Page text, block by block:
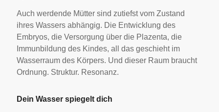
Auch werdende Mütter sind zutiefst vom Zustand
ihres Wassers abhängig. Die Entwicklung des
Embryos, die Versorgung über die Plazenta, die
Immunbildung des Kindes, all das geschieht im
Wasserraum des Körpers. Und dieser Raum braucht
Ordnung. Struktur. Resonanz.
Dein Wasser spiegelt dich